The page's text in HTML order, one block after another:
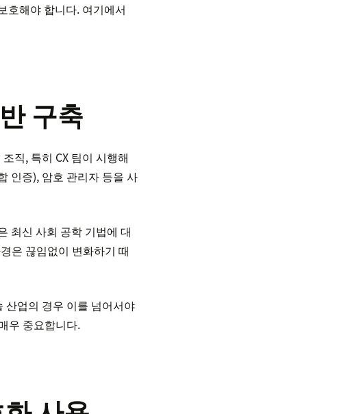
호해야 합니다. 여기에서
구축
직, 특히 CX 팀이 시행해
인증), 암호 관리자 등을 사
최신 사회 공학 기법에 대
은 끊임없이 변화하기 때
산업의 경우 이를 넘어서야
우 중요합니다.